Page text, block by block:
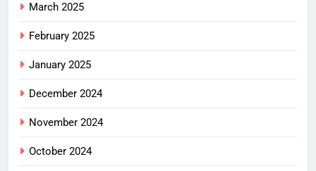
March 2025
February 2025
January 2025
December 2024
November 2024
October 2024